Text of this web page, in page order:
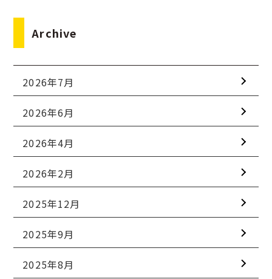
Archive
2026年7月
2026年6月
2026年4月
2026年2月
2025年12月
2025年9月
2025年8月